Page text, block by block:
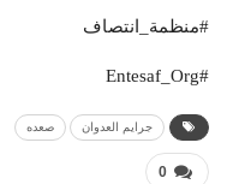
#منظمة_انتصاف
#Entesaf_Org
جرايم العدوان صعده
0